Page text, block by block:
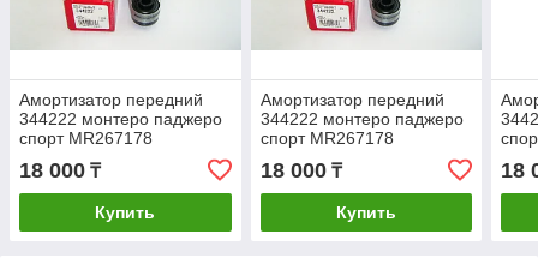
Амортизатор передний
344222 монтеро паджеро
спорт MR267178
18 000 ₸
Купить
Амортизатор передний
344222 монтеро паджеро
спорт MR267178
18 000₸
Купить
18